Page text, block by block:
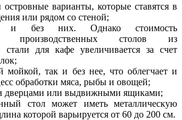
варианты, которые ставятся в
или рядом со стеной;
и без них. Однако стоимость
производственных столов из
для кафе увеличивается за счет
мойкой, так и без нее, что облегчает и
обработки мяса, рыбы и овощей;
дверцами или выдвижными ящиками;
стол может иметь металлическую
которой варьируется от 60 до 200 см.